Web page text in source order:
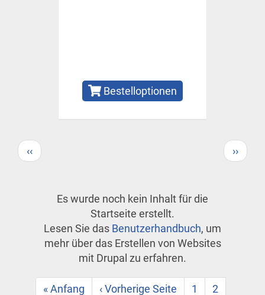
Bestelloptionen
Seitennummerierung
Vorherige
Seite
‹‹
Seite
››
Es wurde noch kein Inhalt für die
Startseite erstellt.
Lesen Sie das Benutzerhandbuch, um
mehr über das Erstellen von Websites
mit Drupal zu erfahren.
Seitennummerierung
Erste
« Anfang
Vorherige
‹ Vorherige Seite Page
1 Page
2